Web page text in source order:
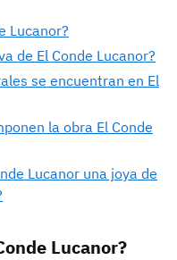
Lucanor?
de El Conde Lucanor?
se encuentran en El
la obra El Conde
Lucanor una joya de
Lucanor?